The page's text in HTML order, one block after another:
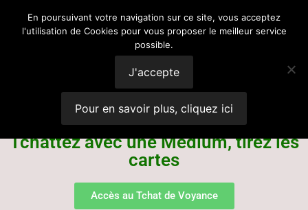
Voyance
Suisse
Tchattez avec une Médium, tirez les
cartes
Accès au Tchat de Voyance
En poursuivant votre navigation sur ce site, vous acceptez
l'utilisation de Cookies pour vous proposer le meilleur service
possible.
J'accepte
Pour en savoir plus, cliquez ici